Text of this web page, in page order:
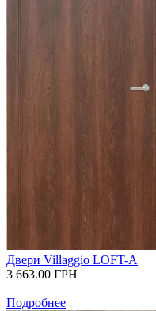
Двери Villaggio LOFT-A
3 663.00 ГРН
Подробнее